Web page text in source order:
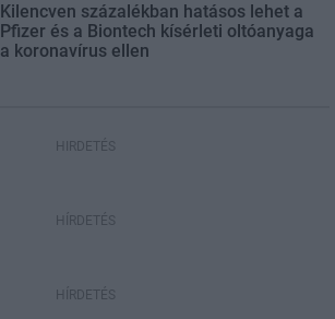
Kilencven százalékban hatásos lehet a
Pfizer és a Biontech kísérleti oltóanyaga
a koronavírus ellen
HIRDETÉS
HÍRDETÉS
HÍRDETÉS